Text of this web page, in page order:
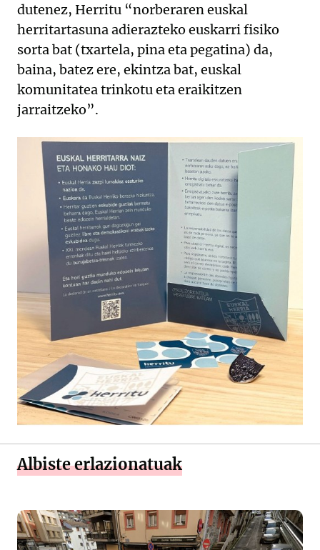
dutenez, Herritu “norberaren euskal
herritartasuna adierazteko euskarri fisiko
sorta bat (txartela, pina eta pegatina) da,
baina, batez ere, ekintza bat, euskal
komunitatea trinkotu eta eraikitzen
jarraitzeko”.
Albiste erlazionatuak